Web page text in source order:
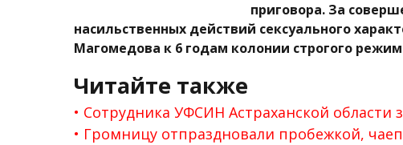
приговора. За
насильственных действий сексуального
Магомедова к 6 годам колонии строгого
Читайте также
Сотрудника УФСИН Астраханской области
Громницу отпраздновали пробежкой,